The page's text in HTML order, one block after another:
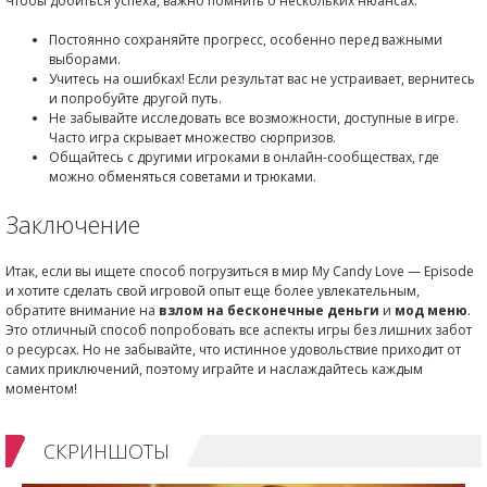
Постоянно сохраняйте прогресс, особенно перед важными
выборами.
Учитесь на ошибках! Если результат вас не устраивает, вернитесь
и попробуйте другой путь.
Не забывайте исследовать все возможности, доступные в игре.
Часто игра скрывает множество сюрпризов.
Общайтесь с другими игроками в онлайн-сообществах, где
можно обменяться советами и трюками.
Заключение
Итак, если вы ищете способ погрузиться в мир My Candy Love — Episode
и хотите сделать свой игровой опыт еще более увлекательным,
обратите внимание на взлом на бесконечные деньги и мод меню.
Это отличный способ попробовать все аспекты игры без лишних забот
о ресурсах. Но не забывайте, что истинное удовольствие приходит от
самих приключений, поэтому играйте и наслаждайтесь каждым
моментом!
СКРИНШОТЫ